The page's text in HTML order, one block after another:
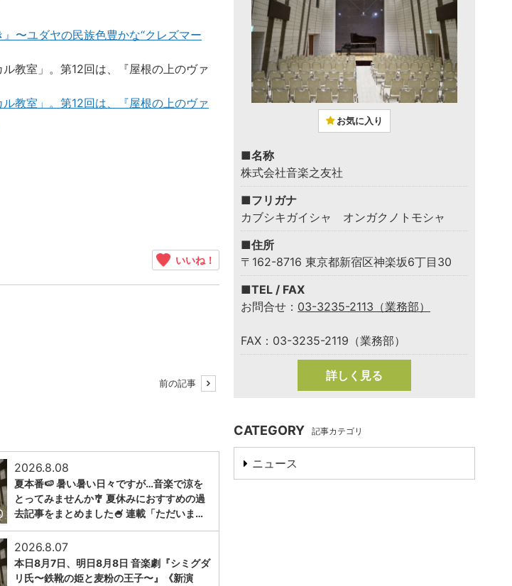
〜ユダヤの民族色豊かな“クレズマー
教室」。第12回は、『屋根の上のヴァ
教室」。第12回は、『屋根の上のヴァ
いいね！
前の記事
2026.8.08
夏本番🍉 暑い暑い日々ですが…音楽で涼を
とってみませんか🎐 夏休みにおすすめの過
去記事をまとめました🍧 連載「ただいま…
2026.8.07
本日8月7日、明日8月8日 音楽劇『シミグダ
リ氏〜鉄靴の姫と麦粉の王子〜』《新演
お気に入り
■名称
株式会社音楽之友社
■フリガナ
カブシキガイシャ オンガクノトモシャ
■住所
〒162-8716 東京都新宿区神楽坂6丁目30
■TEL / FAX
お問合せ： 03-3235-2113（業務部）
FAX：03-3235-2119（業務部）
詳しく見る
CATEGORY 記事カテゴリ
ニュース